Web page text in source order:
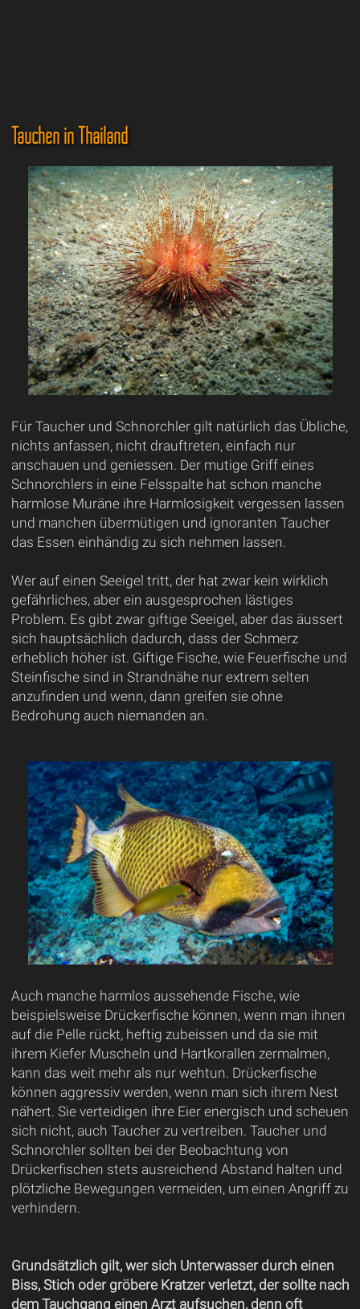
Tauchen in Thailand
Für Taucher und Schnorchler gilt natürlich das Übliche,
nichts anfassen, nicht drauftreten, einfach nur
anschauen und geniessen. Der mutige Griff eines
Schnorchlers in eine Felsspalte hat schon manche
harmlose Muräne ihre Harmlosigkeit vergessen lassen
und manchen übermütigen und ignoranten Taucher
das Essen einhändig zu sich nehmen lassen.
Wer auf einen Seeigel tritt, der hat zwar kein wirklich
gefährliches, aber ein ausgesprochen lästiges
Problem. Es gibt zwar giftige Seeigel, aber das äussert
sich hauptsächlich dadurch, dass der Schmerz
erheblich höher ist. Giftige Fische, wie Feuerfische und
Steinfische sind in Strandnähe nur extrem selten
anzufinden und wenn, dann greifen sie ohne
Bedrohung auch niemanden an.
Auch manche harmlos aussehende Fische, wie
beispielsweise Drückerfische können, wenn man ihnen
auf die Pelle rückt, heftig zubeissen und da sie mit
ihrem Kiefer Muscheln und Hartkorallen zermalmen,
kann das weit mehr als nur wehtun. Drückerfische
können aggressiv werden, wenn man sich ihrem Nest
nähert. Sie verteidigen ihre Eier energisch und scheuen
sich nicht, auch Taucher zu vertreiben. Taucher und
Schnorchler sollten bei der Beobachtung von
Drückerfischen stets ausreichend Abstand halten und
plötzliche Bewegungen vermeiden, um einen Angriff zu
verhindern.
Grundsätzlich gilt, wer sich Unterwasser durch einen
Biss, Stich oder gröbere Kratzer verletzt, der sollte nach
dem Tauchgang einen Arzt aufsuchen, denn oft